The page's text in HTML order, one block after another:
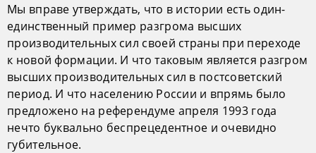
Мы вправе утверждать, что в истории есть один-
единственный пример разгрома высших
производительных сил своей страны при переходе
к новой формации. И что таковым является разгром
высших производительных сил в постсоветский
период. И что населению России и впрямь было
предложено на референдуме апреля 1993 года
нечто буквально беспрецедентное и очевидно
губительное.